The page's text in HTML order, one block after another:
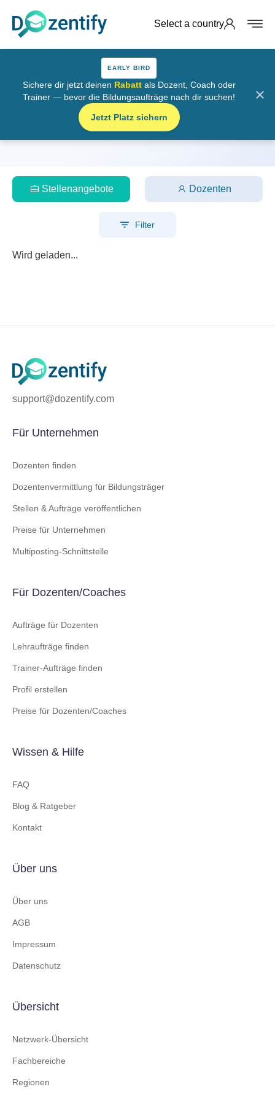
EARLY BIRD
Sichere dir jetzt deinen Rabattals Dozent, Coach oder
Trainer — bevor die Bildungsaufträge nach dir suchen!
Jetzt Platz sichern
×
Select a country
Stellenangebote
Startseite Stellenangebote
Stellenangebote Dozenten
Filter
Wird geladen...
support@dozentify.com
Für Unternehmen
Dozenten finden
Dozentenvermittlung für Bildungsträger
Stellen & Aufträge veröffentlichen
Preise für Unternehmen
Multiposting-Schnittstelle
Für Dozenten/Coaches
Aufträge für Dozenten
Lehraufträge finden
Trainer-Aufträge finden
Profil erstellen
Preise für Dozenten/Coaches
Wissen & Hilfe
FAQ
Blog & Ratgeber
Kontakt
Über uns
Über uns
AGB
Impressum
Datenschutz
Übersicht
Netzwerk-Übersicht
Fachbereiche
Regionen